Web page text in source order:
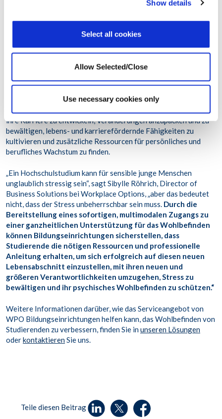
Show details
Select all cookies
Allow Selected/Close
Use necessary cookies only
Oberkörper, mehr als ein Drittel (37 %) unter Schlafstörungen
mit zertifizierten Coach*innen zusammenzuarbeiten, um
persönliche Aktionspläne zur Linderung dieser Probleme und zur
Durch den Zugang zuLife-CoachingundWork-Life-Services
können Studierende von der Unterstützung engagierter
Expert*innen profitieren, die ihnen auf ihrem Weg der
Selbstfindung helfen, eine persönliche Vision für ihr Leben und
ihre Karriere zu entwickeln, Veränderungen anzupacken und zu
bewältigen, lebens- und karrierefördernde Fähigkeiten zu
kultivieren und zusätzliche Ressourcen für persönliches und
berufliches Wachstum zu finden.
„Ein Hochschulstudium kann für sensible junge Menschen
unglaublich stressig sein“, sagt Sibylle Röhrich, Director of
Business Solutions bei Workplace Options, „aber das bedeutet
nicht, dass der Stress unbeherrschbar sein muss. Durch die
Bereitstellung eines sofortigen, multimodalen Zugangs zu
einer ganzheitlichen Unterstützung für das Wohlbefinden
können Bildungseinrichtungen sicherstellen, dass
Studierende die nötigen Ressourcen und professionelle
Anleitung erhalten, um sich erfolgreich auf diesen neuen
Lebensabschnitt einzustellen, mit ihren neuen und
größeren Verantwortlichkeiten umzugehen, Stress zu
bewältigen und ihr psychisches Wohlbefinden zu schützen.“
Weitere Informationen darüber, wie das Serviceangebot von
WPO Bildungseinrichtungen helfen kann, das Wohlbefinden von
Studierenden zu verbessern, finden Sie inunseren Lösungen
oderkontaktierenSie uns.
Teile diesen Beitrag